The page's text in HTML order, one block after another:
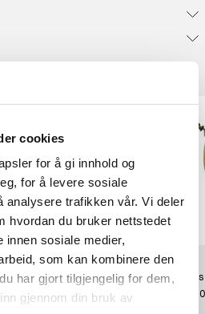
cookies
for å gi innhold og
for å levere sosiale
analysere trafikken vår. Vi deler
hvordan du bruker nettstedet
innen sosiale medier,
som kan kombinere den
har gjort tilgjengelig for dem,
gjennom din bruk av
SØLVKROKEN Spesial Classic 42
C/R/D 7g
kr 89,00
kr